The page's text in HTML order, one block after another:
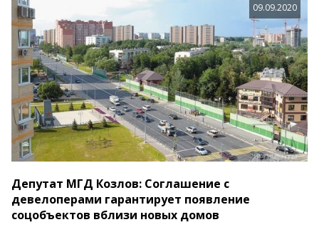
09.09.2020
Депутат МГД Козлов: Соглашение с
девелоперами гарантирует появление
соцобъектов вблизи новых домов